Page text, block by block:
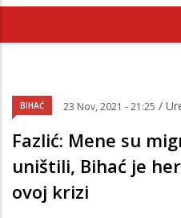
BIHAĆ 23 Nov, 2021 - 21:25 /
Fazlić: Mene su
uništili, Bihać je
ovoj krizi